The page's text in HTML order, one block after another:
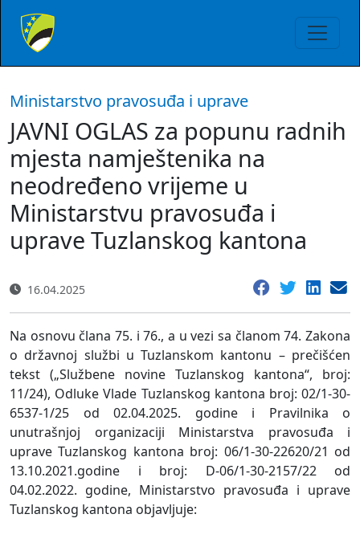
Ministarstvo pravosuđa i uprave
JAVNI OGLAS za popunu radnih
mjesta namještenika na
neodređeno vrijeme u
Ministarstvu pravosuđa i
uprave Tuzlanskog kantona
16.04.2025
Na osnovu člana 75. i 76., a u vezi sa članom 74. Zakona
o državnoj službi u Tuzlanskom kantonu – prečišćen
tekst („Službene novine Tuzlanskog kantona“, broj:
11/24), Odluke Vlade Tuzlanskog kantona broj: 02/1-30-
6537-1/25 od 02.04.2025. godine i Pravilnika o
unutrašnjoj organizaciji Ministarstva pravosuđa i
uprave Tuzlanskog kantona broj: 06/1-30-22620/21 od
13.10.2021.godine i broj: D-06/1-30-2157/22 od
04.02.2022. godine, Ministarstvo pravosuđa i uprave
Tuzlanskog kantona objavljuje: